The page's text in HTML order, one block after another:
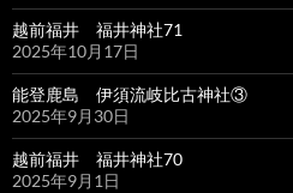
越前福井 福井神社71
2025年10月17日
能登鹿島 伊須流岐比古神社③
2025年9月30日
越前福井 福井神社70
2025年9月1日